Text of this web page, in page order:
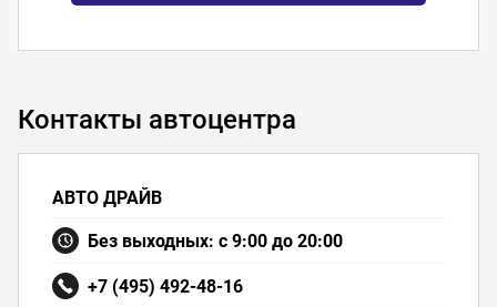
Контакты автоцентра
АВТО ДРАЙВ
Без выходных: с 9:00 до 20:00
+7 (495) 492-48-16